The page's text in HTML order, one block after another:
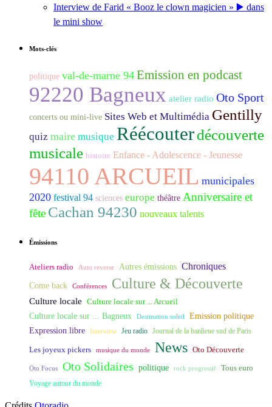
Interview de Farid « Booz le clown magicien » ▶️ dans
le mini show
Mots-clés
politique val-de-marne 94 Emission en podcast
92220 Bagneux atelier radio Oto Sport
concerts ou mini-live Sites Web et Multimédia Gentilly
quiz maire musique Réécouterdécouverte
musicale histoire Enfance - Adolescence - Jeunesse
94110 ARCUEIL municipales
2020 festival 94 sciences europe théâtre Anniversaire et
fête Cachan 94230 nouveaux talents
Émissions
Ateliers radio Auto reverse Autres émissions Chroniques
Come back Conférences Culture & Découverte
Culture locale Culture locale sur ... Arcueil
Culture locale sur ... Bagneux Destination soleil Emission politique
Expression libre Interview Jeu radio Journal de la banlieue sud de Paris
Les joyeux pickers musique du monde News Oto Découverte
Oto Focus Oto Solidaires politique rock progressif Tous euro
Voyage autour du monde